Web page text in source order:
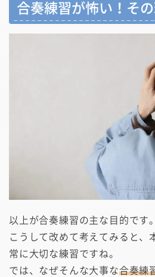
合奏練習が怖い！そ
以上が合奏練習の主な目的です。
こうして改めて考えてみると、
常に大切な練習ですね。
では、なぜそんな大事な合奏練